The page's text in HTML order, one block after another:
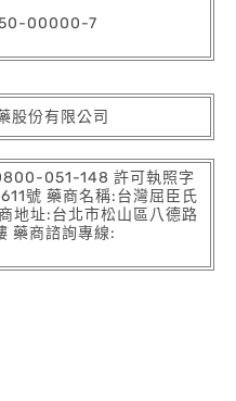
00000-7
股份有限公司
051-148 許可執照字
號 藥商名稱:台灣屈臣氏
地址:台北市松山區八德路
藥商諮詢專線: